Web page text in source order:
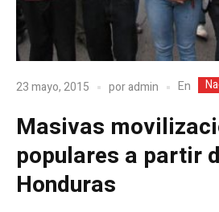
23 mayo, 2015 poradmin En
Masivas
populares a partir
Honduras